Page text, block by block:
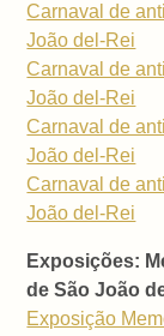
Carnaval de
João del-Rei
Carnaval de
João del-Rei
Carnaval de
João del-Rei
Carnaval de
João del-Rei
Exposições:
de São João
Exposição